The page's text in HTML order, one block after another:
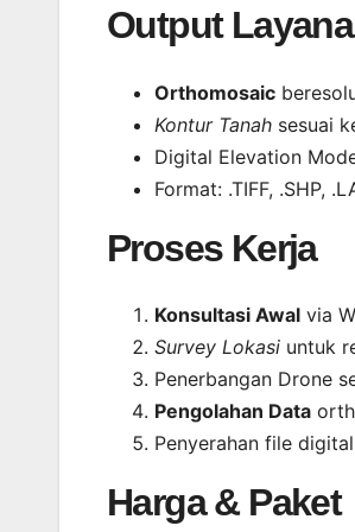
Output
Orthomosaic
Kontur Tanah sesuai
Digital Elevation
Format: .TIFF, .SHP,
Proses Kerja
Konsultasi Awal via
Survey Lokasi untuk
Penerbangan Drone
Pengolahan Data
Penyerahan file
Harga & Paket